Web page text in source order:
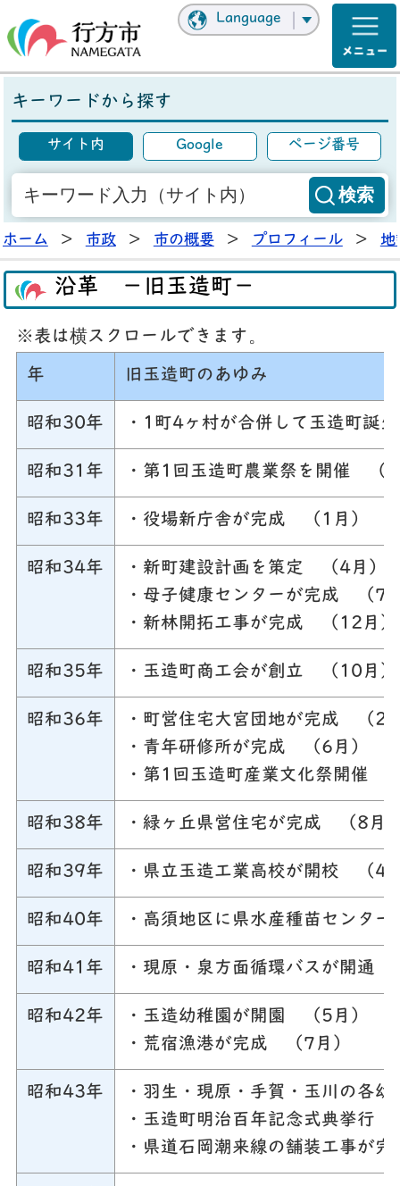
Language
キーワードから探す
サイト内 Google ページ番号
ホーム > 市政 > 市の概要 > プロフィール > 地
沿革 －旧玉造町－
※表は横スクロールできます。
年 旧玉造町のあゆみ
昭和30年 ・1町4ヶ村が合併して玉造町誕
昭和31年 ・第1回玉造町農業祭を開催 （
昭和33年 ・役場新庁舎が完成 （1月）
昭和34年
・新町建設計画を策定 （4月）
・母子健康センターが完成 （7
・新林開拓工事が完成 （12月）
昭和35年 ・玉造町商工会が創立 （10月）
昭和36年
・町営住宅大宮団地が完成 （2
・青年研修所が完成 （6月）
・第1回玉造町産業文化祭開催
昭和38年 ・緑ヶ丘県営住宅が完成 （8月
昭和39年 ・県立玉造工業高校が開校 （4
昭和40年 ・高須地区に県水産種苗センタ
昭和41年 ・現原・泉方面循環バスが開通
昭和42年
・玉造幼稚園が開園 （5月）
・荒宿漁港が完成 （7月）
昭和43年
・羽生・現原・手賀・玉川の各
・玉造町明治百年記念式典挙行
・県道石岡潮来線の舗装工事が